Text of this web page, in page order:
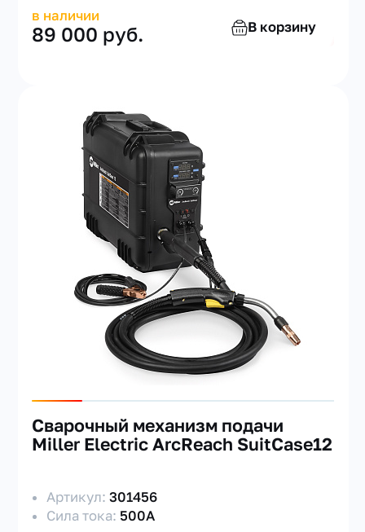
в наличии
89 000 руб. В корзину
Сварочный механизм подачи
Miller Electric ArcReach SuitCase12
Артикул:301456
Сила тока: 500А